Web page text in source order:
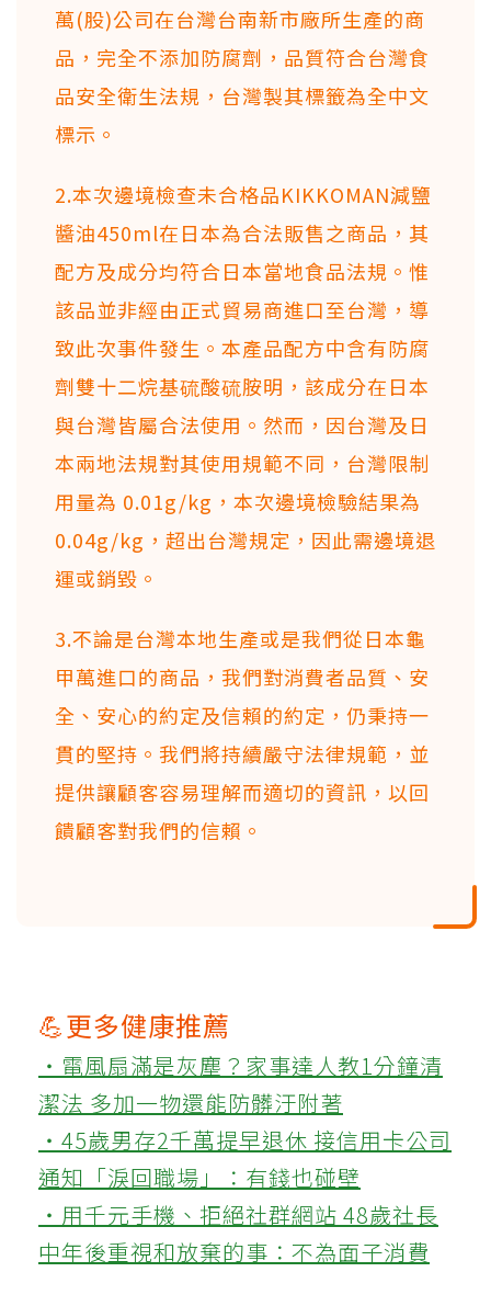
萬(股)公司在台灣台南新市廠所生產的商
品，完全不添加防腐劑，品質符合台灣食
品安全衛生法規，台灣製其標籤為全中文
標示。
2.本次邊境檢查未合格品KIKKOMAN減鹽
醬油450ml在日本為合法販售之商品，其
配方及成分均符合日本當地食品法規。惟
該品並非經由正式貿易商進口至台灣，導
致此次事件發生。本產品配方中含有防腐
劑雙十二烷基硫酸硫胺明，該成分在日本
與台灣皆屬合法使用。然而，因台灣及日
本兩地法規對其使用規範不同，台灣限制
用量為 0.01g/kg，本次邊境檢驗結果為
0.04g/kg，超出台灣規定，因此需邊境退
運或銷毀。
3.不論是台灣本地生產或是我們從日本龜
甲萬進口的商品，我們對消費者品質、安
全、安心的約定及信賴的約定，仍秉持一
貫的堅持。我們將持續嚴守法律規範，並
提供讓顧客容易理解而適切的資訊，以回
饋顧客對我們的信賴。
💪更多健康推薦
‧電風扇滿是灰塵？家事達人教1分鐘清
潔法 多加一物還能防髒汙附著
‧45歲男存2千萬提早退休 接信用卡公司
通知「淚回職場」：有錢也碰壁
‧用千元手機、拒絕社群網站 48歲社長
中年後重視和放棄的事：不為面子消費